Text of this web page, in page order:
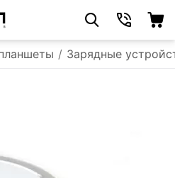
/ Зарядные